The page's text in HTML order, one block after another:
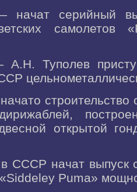
начат серийный
самолетов
Туполев
строительство
открытой
СССР начат выпуск
Puma»